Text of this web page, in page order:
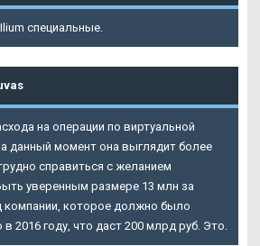
специальные.
на операции по виртуальной
данный момент она выглядит более
справиться с желанием
уверенным размере 13 млн за
компании, которое должно было
2016 году, что даст 200 млрд руб. Это.